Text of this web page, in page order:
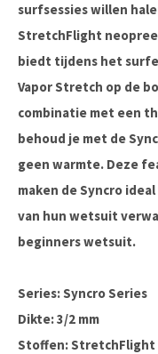
surfsessies willen
StretchFlight
biedt tijdens het
Vapor Stretch op de
combinatie met een
behoud je met de
geen warmte. Deze
maken de Syncro
van hun wetsuit
beginners wetsuit.
Series: Syncro Series
Dikte: 3/2 mm
Stoffen: StretchFlight